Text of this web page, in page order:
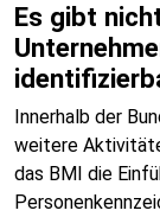
Es gibt
Innerhalb der
weitere
das BMI die